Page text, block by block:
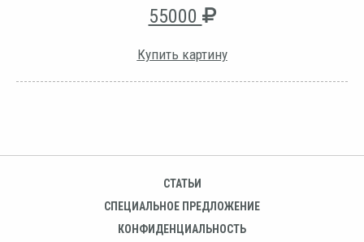
55000
Купить картину
СТАТЬИ
СПЕЦИАЛЬНОЕ ПРЕДЛОЖЕНИЕ
КОНФИДЕНЦИАЛЬНОСТЬ